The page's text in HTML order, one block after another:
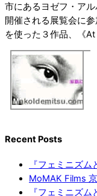
市にあるヨゼフ・ア
開催される展覧会に
を使った３作品、《
Recent Posts
『フェミニズ
MoMAK Films
『フェミニズ